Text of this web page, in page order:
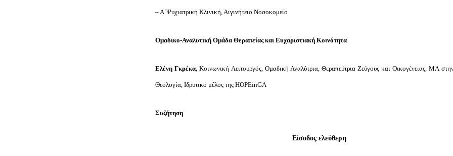
– Α΄Ψυχιατρική Κλινική, Αιγινήτειο Νοσοκομείο
Ομαδικο-Αναλυτική Ομάδα Θεραπείας και Ευχαριστιακή Κοινότητα
Ελένη Γκρέκα, Κοινωνική Λειτουργός, Ομαδική Αναλύτρια, Θεραπεύτρια Ζεύγους και Οικογένειας, ΜΑ
Θεολογία, Ιδρυτικό μέλος της HOPEinGA
Συζήτηση
Είσοδος ελεύθερη